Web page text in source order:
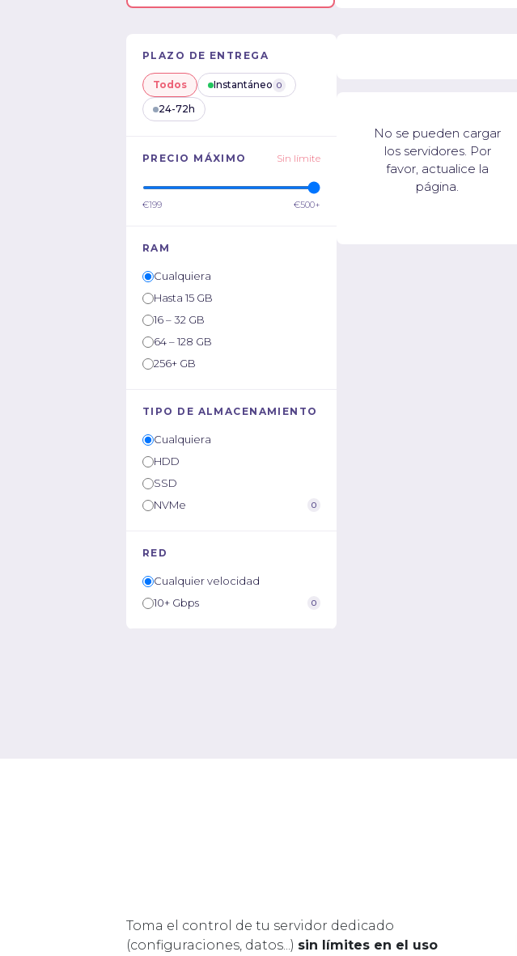
PLAZO DE ENTREGA
Todos Instantáneo 0
24-72h
PRECIO MÁXIMO Sin límite
€199 €500+
RAM
Cualquiera
Hasta 15 GB
16 – 32 GB
64 – 128 GB
256+ GB
TIPO DE ALMACENAMIENTO
Cualquiera
HDD
SSD
NVMe
0
RED
Cualquier velocidad
10+ Gbps
0
No se pueden cargar
los servidores. Por
favor, actualice la
página.
Toma el control de tu servidor dedicado
(configuraciones, datos...) sin límites en el uso